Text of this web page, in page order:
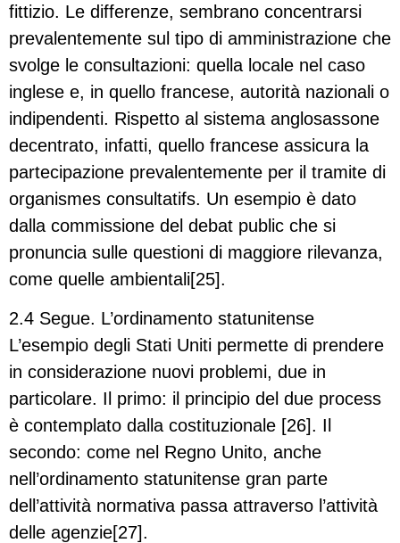
fittizio. Le differenze, sembrano concentrarsi
prevalentemente sul tipo di amministrazione che
svolge le consultazioni: quella locale nel caso
inglese e, in quello francese, autorità nazionali o
indipendenti. Rispetto al sistema anglosassone
decentrato, infatti, quello francese assicura la
partecipazione prevalentemente per il tramite di
organismes consultatifs. Un esempio è dato
dalla commissione del debat public che si
pronuncia sulle questioni di maggiore rilevanza,
come quelle ambientali[25].
2.4 Segue. L’ordinamento statunitense
L’esempio degli Stati Uniti permette di prendere
in considerazione nuovi problemi, due in
particolare. Il primo: il principio del due process
è contemplato dalla costituzionale [26]. Il
secondo: come nel Regno Unito, anche
nell’ordinamento statunitense gran parte
dell’attività normativa passa attraverso l’attività
delle agenzie[27].